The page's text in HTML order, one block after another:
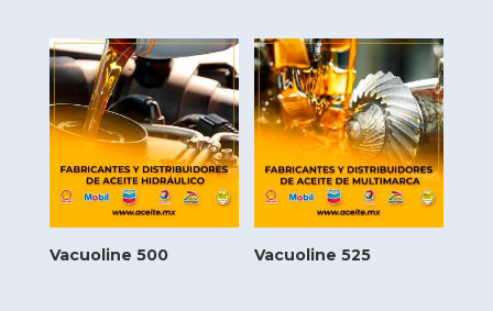
Vacuoline 500 Vacuoline 525